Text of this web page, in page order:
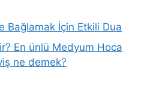
Bağlamak İçin Etkili Dua
En ünlü Medyum Hoca
ne demek?